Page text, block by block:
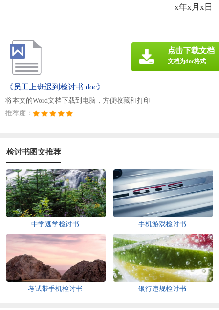
x年x月x日
《员工上班迟到检讨书.doc》
将本文的Word文档下载到电脑，方便收藏和打印
推荐度：
点击下载文档
文档为doc格式
检讨书图文推荐
中学逃学检讨书 手机游戏检讨书
考试带手机检讨书 银行违规检讨书